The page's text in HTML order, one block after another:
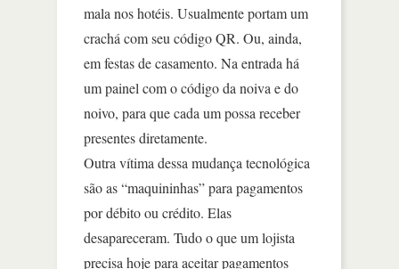
mala nos hotéis. Usualmente portam um
crachá com seu código QR. Ou, ainda,
em festas de casamento. Na entrada há
um painel com o código da noiva e do
noivo, para que cada um possa receber
presentes diretamente.
Outra vítima dessa mudança tecnológica
são as “maquininhas” para pagamentos
por débito ou crédito. Elas
desapareceram. Tudo o que um lojista
precisa hoje para aceitar pagamentos